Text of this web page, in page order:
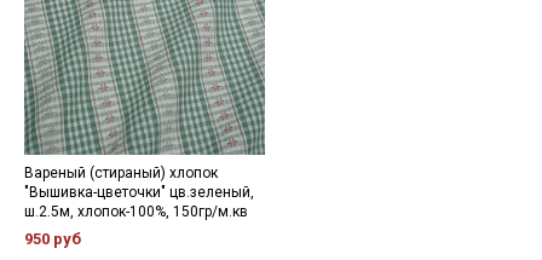
Вареный (стираный) хлопок
"Вышивка-цветочки" цв.зеленый,
ш.2.5м, хлопок-100%, 150гр/м.кв
950 руб
Секретная рассылка от Купава
Мы публикуем здесь дополнительные